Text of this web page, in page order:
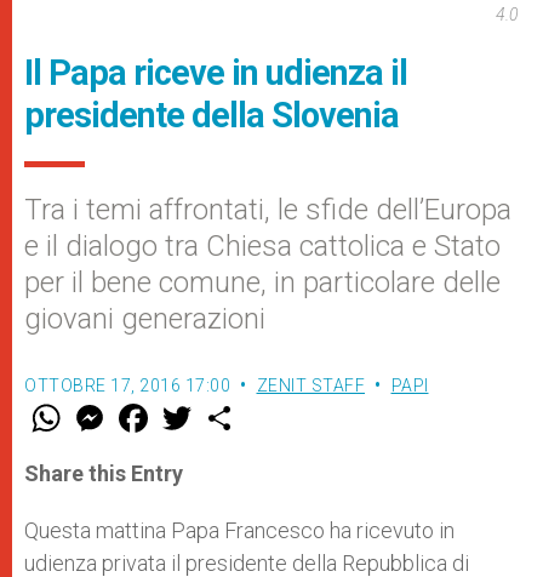
4.0
Il Papa riceve in udienza il
presidente della Slovenia
Tra i temi affrontati, le sfide dell’Europa
e il dialogo tra Chiesa cattolica e Stato
per il bene comune, in particolare delle
giovani generazioni
OTTOBRE 17, 2016 17:00 ZENIT STAFF PAPI
W
t
s
p
p
M
e
s
e
g
e
r
F
a
e
b
o
k
w
r
Share this Entry
Questa mattina Papa Francesco ha ricevuto in
udienza privata il presidente della Repubblica di